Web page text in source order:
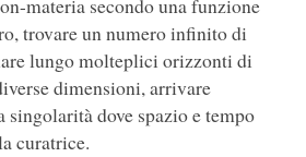
materia secondo una funzione
trovare un numero infinito di
lungo molteplici orizzonti di
dimensioni, arrivare
dove spazio e tempo
curatrice.